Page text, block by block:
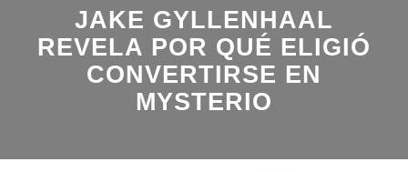
JAKE GYLLENHAAL
REVELA POR QUÉ ELIGIÓ
CONVERTIRSE EN
MYSTERIO